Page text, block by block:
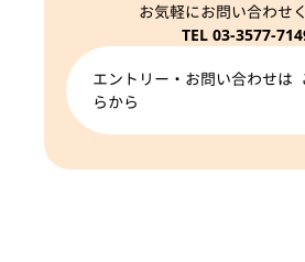
お気軽にお問い合わせ
TEL 03-3577-
エントリー・お問い合わせは
らから